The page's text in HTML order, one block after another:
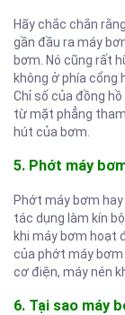
Hãy chắc chắn
gần đầu ra máy
bơm. Nó cũng rất
không ở phía cổng
Chỉ số của đồng
từ mặt phẳng
hút của bơm.
5. Phớt máy
Phớt máy bơm
tác dụng làm kín
khi máy bơm hoạt
của phớt máy
cơ điện, máy nén
6. Tại sao máy